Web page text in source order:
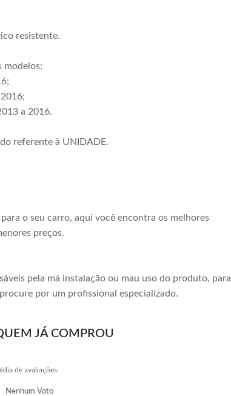
resistente.
modelos:
a 2016.
referente à UNIDADE.
o seu carro, aqui você encontra os melhores
preços.
pela má instalação ou mau uso do produto, para
por um profissional especializado.
JÁ COMPROU
de avaliações:
Nenhum Voto